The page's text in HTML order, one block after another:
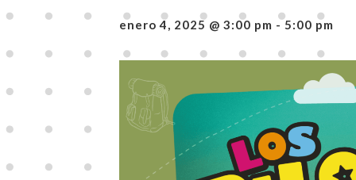
enero 4, 2025 @ 3:00 pm -5:00 pm